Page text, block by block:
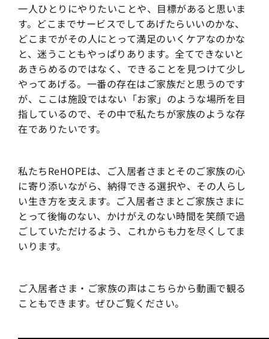
一人ひとりにやりたいことや、目標があると思いま
す。どこまでサービスでしてあげたらいいのかな、
どこまでがその人にとって満足のいくケアなのかな
と、迷うこともやっぱりあります。全てできないと
あきらめるのではなく、できることを見つけて少し
やってあげる。一番の存在はご家族だと思うのです
が、ここは施設ではない「お家」のような場所を目
指しているので、その中で私たちが家族のような存
在でありたいです。
私たちReHOPEは、ご入居者さまとそのご家族の心
に寄り添いながら、納得できる選択や、その人らし
い生き方を支えます。ご入居者さまとご家族さまに
とって後悔のない、かけがえのない時間を笑顔で過
ごしていただけるよう、これからも力を尽くしてま
いります。
ご入居者さま・ご家族の声はこちらから動画で観る
こともできます。ぜひご覧ください。